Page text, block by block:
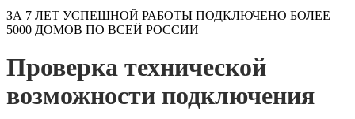
ЗА 7 ЛЕТ УСПЕШНОЙ РАБОТЫ ПОДКЛЮЧЕНО БОЛЕЕ
5000 ДОМОВ ПО ВСЕЙ РОССИИ
Проверка технической
возможности подключения